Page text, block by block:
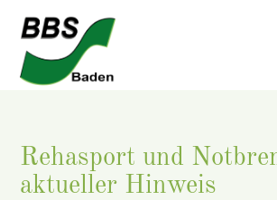
Rehasport und
aktueller Hinweis